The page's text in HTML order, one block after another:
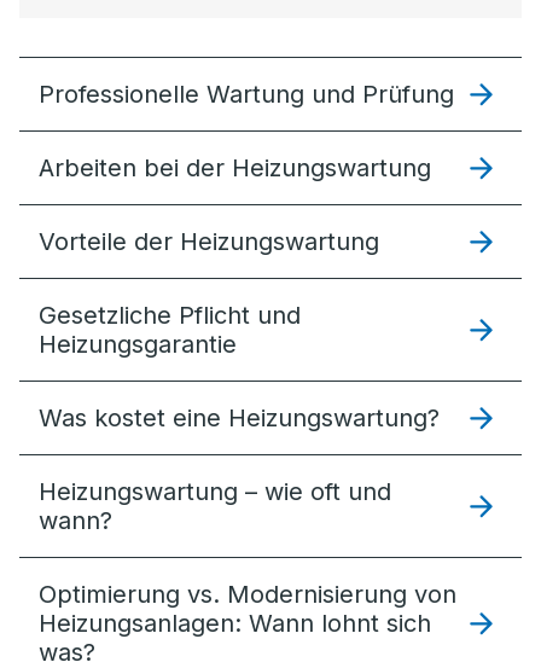
Professionelle Wartung und Prüfung
Arbeiten bei der Heizungswartung
Vorteile der Heizungswartung
Gesetzliche Pflicht und
Heizungsgarantie
Was kostet eine Heizungswartung?
Heizungswartung – wie oft und
wann?
Optimierung vs. Modernisierung von
Heizungsanlagen: Wann lohnt sich
was?